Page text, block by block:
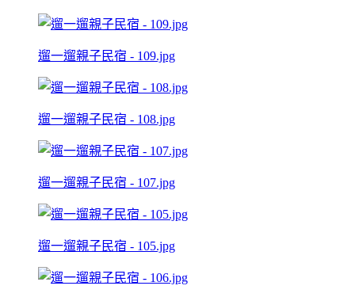
遛一遛親子民宿 - 109.jpg
遛一遛親子民宿 - 108.jpg
遛一遛親子民宿 - 107.jpg
遛一遛親子民宿 - 105.jpg